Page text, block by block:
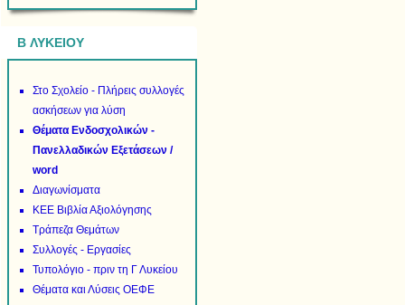
B ΛΥΚΕΙΟΥ
Στο Σχολείο - Πλήρεις συλλογές
ασκήσεων για λύση
Θέματα Ενδοσχολικών -
Πανελλαδικών Εξετάσεων /
word
Διαγωνίσματα
ΚΕΕ Βιβλία Αξιολόγησης
Τράπεζα Θεμάτων
Συλλογές - Εργασίες
Τυπολόγιο - πριν τη Γ Λυκείου
Θέματα και Λύσεις ΟΕΦΕ